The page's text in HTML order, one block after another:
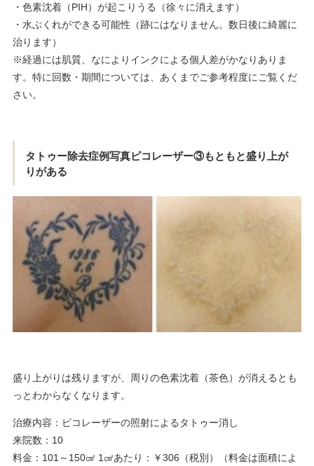
・色素沈着（PIH）が起こりうる（徐々に消えます）
・水ぶくれができる可能性（跡にはなりません。数日後に綺麗に
治ります）
※経過には肌質、なによりインクによる個人差がかなりありま
す。特に回数・期間については、あくまでご参考程度にご覧くだ
さい。
タトゥー除去症例写真ピコレーザー③もともと盛り上が
りがある
盛り上がりは残りますが、周りの色素沈着（茶色）が消えるとも
っとわからなくなります。
治療内容：ピコレーザーの照射によるタトゥー消し
来院数：10
料金：101～150㎠ 1㎠あたり：￥306（税別）（料金は面積によ